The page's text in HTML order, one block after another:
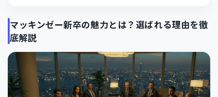
マッキンゼー新卒の魅力とは？選ばれる理由を徹
底解説